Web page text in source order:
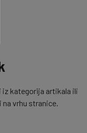
kategorija artikala ili
vrhu stranice.